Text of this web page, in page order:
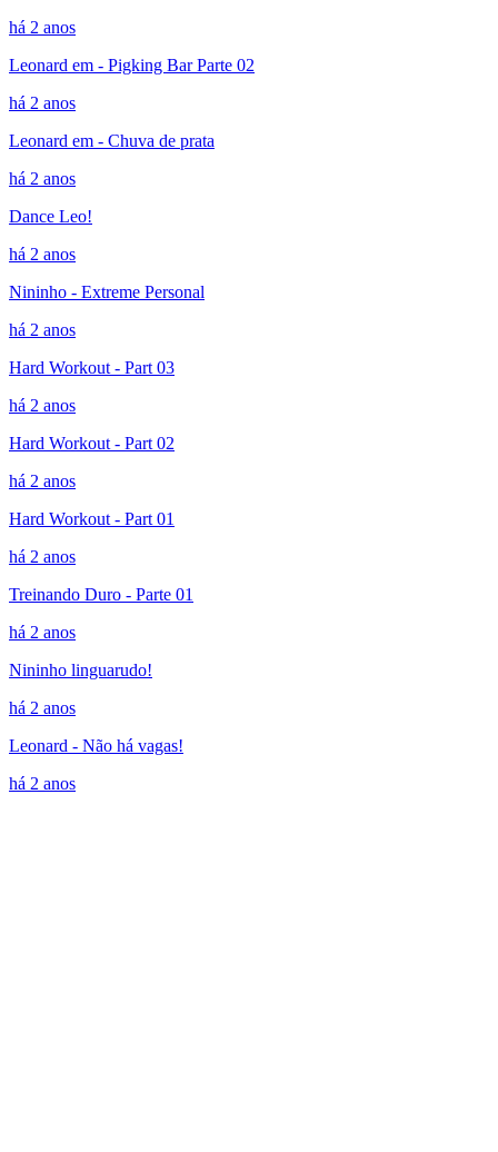
há 2 anos
Leonard em - Pigking Bar Parte 02
há 2 anos
Leonard em - Chuva de prata
há 2 anos
Dance Leo!
há 2 anos
Nininho - Extreme Personal
há 2 anos
Hard Workout - Part 03
há 2 anos
Hard Workout - Part 02
há 2 anos
Hard Workout - Part 01
há 2 anos
Treinando Duro - Parte 01
há 2 anos
Nininho linguarudo!
há 2 anos
Leonard - Não há vagas!
há 2 anos